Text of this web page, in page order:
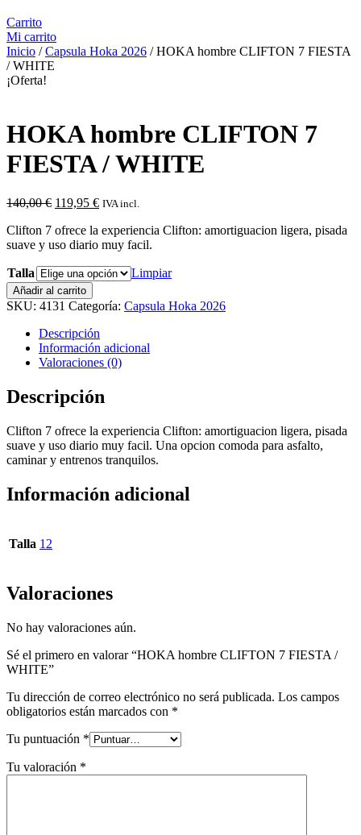
Carrito
Mi carrito
Inicio /Capsula Hoka 2026 / HOKA hombre CLIFTON 7 FIESTA
/ WHITE
¡Oferta!
HOKA hombre CLIFTON 7
FIESTA / WHITE
140,00€ El
original
era:
119,95 €El
actual
es:
IVA incl.
Clifton 7 ofrece la experiencia Clifton: amortiguacion ligera, pisada
suave y uso diario muy facil.
Talla Limpiar
Añadir al carrito
SKU: 4131 Categoría: Capsula Hoka 2026
Descripción
Información adicional
Valoraciones (0)
Descripción
Clifton 7 ofrece la experiencia Clifton: amortiguacion ligera, pisada
suave y uso diario muy facil. Una opcion comoda para asfalto,
caminar y entrenos tranquilos.
Información adicional
Talla 12
Valoraciones
No hay valoraciones aún.
Sé el primero en valorar “HOKA hombre CLIFTON 7 FIESTA /
WHITE”
Tu dirección de correo electrónico no será publicada. Los campos
obligatorios están marcados con *
Tu puntuación *
Tu valoración *